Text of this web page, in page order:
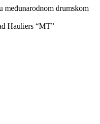
međunarodnom drumskom
Hauliers “MT”